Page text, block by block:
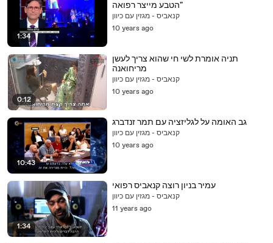
1:34
הטבע מייצר רפואה"
קנאביס - מגזין עם כיוון
10 years ago
0:12
תניה אומרת לשי חי שהוא צריך לעשן
מריחואנה
קנאביס - מגזין עם כיוון
10 years ago
10:43
גב האומה על לגליזציה עם תמר זנדברג
קנאביס - מגזין עם כיוון
10 years ago
1:34
עמיר בניון רוצה קנאביס רפואי
קנאביס - מגזין עם כיוון
11 years ago